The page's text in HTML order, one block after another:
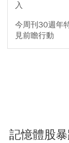
入
今周刊30週年
見前瞻行動
記憶體股